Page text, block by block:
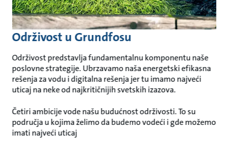
Održivost u Grundfosu
Održivost predstavlja fundamentalnu komponentu naše
poslovne strategije. Ubrzavamo naša energetski efikasna
rešenja za vodu i digitalna rešenja jer tu imamo najveći
uticaj na neke od najkritičnijih svetskih izazova.
Četiri ambicije vode našu budućnost održivosti. To su
područja u kojima želimo da budemo vodeći i gde možemo
imati najveći uticaj